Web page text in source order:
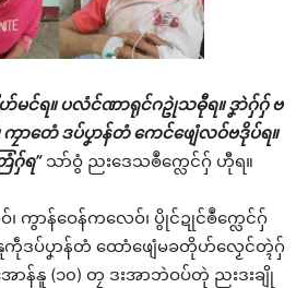
ြဟ်မင်ရ။ ပလံင်ဏာရုင်ဂဥုဲသဓီုရ။ ဒၞာဲဂှ်ဂှ် ဗ
ာတေံ ဒပ်ပၞာန်တံ ကေင်ဖျေံလဝ်ဗဒိုပ်ရ။
ဂှ်ရ”သာ်ဝွံ ညးဒေသၜဳက္လေင်ဂှ် ဟီုရ။
၊ ကွာန်ဝေန်ကလေဝ်၊ ပွိုင်ဍုင်ၜဳက္လေင်ဂှ်
ဒပ်ပၞာန်တံ ထောံဖျေံမခတိုဟ်လၟေင်တ္ၚဲဂှ်
န်နူ (၁၀) တၠ ဒးအာဘဲဝပ်တုဲ ညးဒးချို